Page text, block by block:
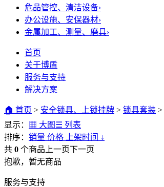
危品管控、清洁设备›
办公设施、安保器材›
金属加工、测量、磨具›
首页
关于博盾
服务与支持
解决方案
🏠 首页 > 安全锁具、上锁挂牌 > 锁具套装 >
显示：
▦ 大图 ☰ 列表
排序： 销量 价格 上架时间 ↓
共 0 个商品 上一页下一页
抱歉，暂无商品
服务与支持